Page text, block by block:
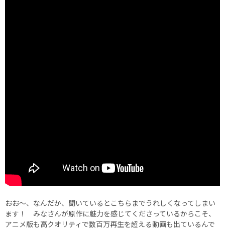
――おお〜、なんだか、聞いているとこちらまでうれしくなってしまい
ます！ みなさんが原作に魅力を感じてくださっているからこそ、
アニメ版も高クオリティで数百万再生を超える動画も出ているんで